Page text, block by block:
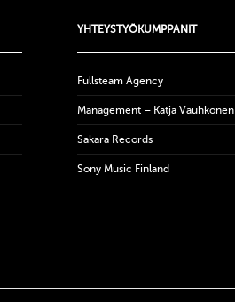
YHTEYSTYÖKUMPPANIT
Fullsteam Agency
Management – Katja Vauhkonen
Sakara Records
Sony Music Finland